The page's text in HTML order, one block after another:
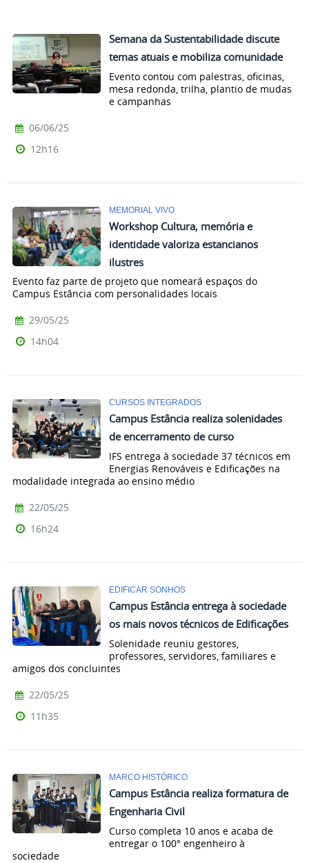
Semana da Sustentabilidade discute
temas atuais e mobiliza comunidade
Evento contou com palestras, oficinas,
mesa redonda, trilha, plantio de mudas
e campanhas
06/06/25
12h16
MEMORIAL VIVO
Workshop Cultura, memória e
identidade valoriza estancianos
ilustres
Evento faz parte de projeto que nomeará espaços do
Campus Estância com personalidades locais
29/05/25
14h04
CURSOS INTEGRADOS
Campus Estância realiza solenidades
de encerramento de curso
IFS entrega à sociedade 37 técnicos em
Energias Renováveis e Edificações na
modalidade integrada ao ensino médio
22/05/25
16h24
EDIFICAR SONHOS
Campus Estância entrega à sociedade
os mais novos técnicos de Edificações
Solenidade reuniu gestores,
professores, servidores, familiares e
amigos dos concluintes
22/05/25
11h35
MARCO HISTÓRICO
Campus Estância realiza formatura de
Engenharia Civil
Curso completa 10 anos e acaba de
entregar o 100° engenheiro à
sociedade